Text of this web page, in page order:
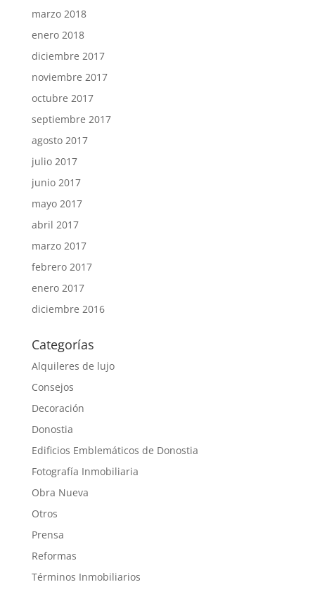
marzo 2018
enero 2018
diciembre 2017
noviembre 2017
octubre 2017
septiembre 2017
agosto 2017
julio 2017
junio 2017
mayo 2017
abril 2017
marzo 2017
febrero 2017
enero 2017
diciembre 2016
Categorías
Alquileres de lujo
Consejos
Decoración
Donostia
Edificios Emblemáticos de Donostia
Fotografía Inmobiliaria
Obra Nueva
Otros
Prensa
Reformas
Términos Inmobiliarios